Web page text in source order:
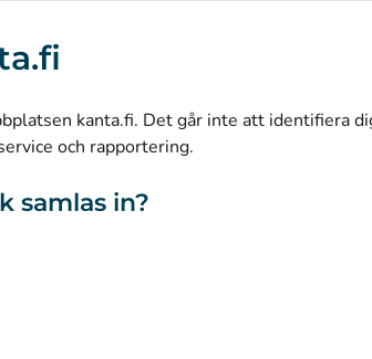
kanta.fi. Det går inte att identifiera
och rapportering.
samlas in?